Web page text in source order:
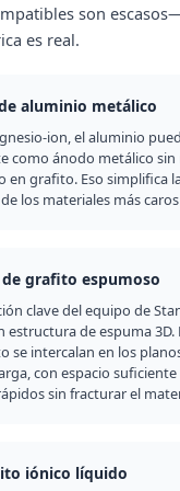
son
es real.
aluminio metálico
ion, el aluminio
como ánodo metálico sin
en grafito. Eso simplifica
los materiales más
grafito espumoso
clave del equipo de
de espuma 3D.
se intercalan en los
con espacio
sin fracturar el
iónico líquido